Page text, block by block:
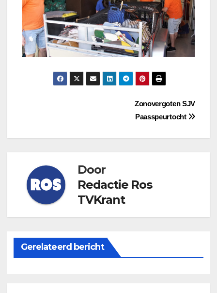
Zonovergoten SJV
Paasspeurtocht
Door
Redactie Ros
TVKrant
Gerelateerd bericht